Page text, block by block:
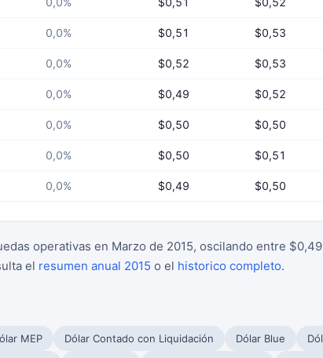
0,0% $0,51 $0,53
0,0% $0,52 $0,53
0,0% $0,49 $0,52
0,0% $0,50 $0,50
0,0% $0,50 $0,51
0,0% $0,49 $0,50
operativas en Marzo de 2015, oscilando entre
el resumen anual 2015 o el historico completo.
MEP Dólar Contado con Liquidación Dólar Blue